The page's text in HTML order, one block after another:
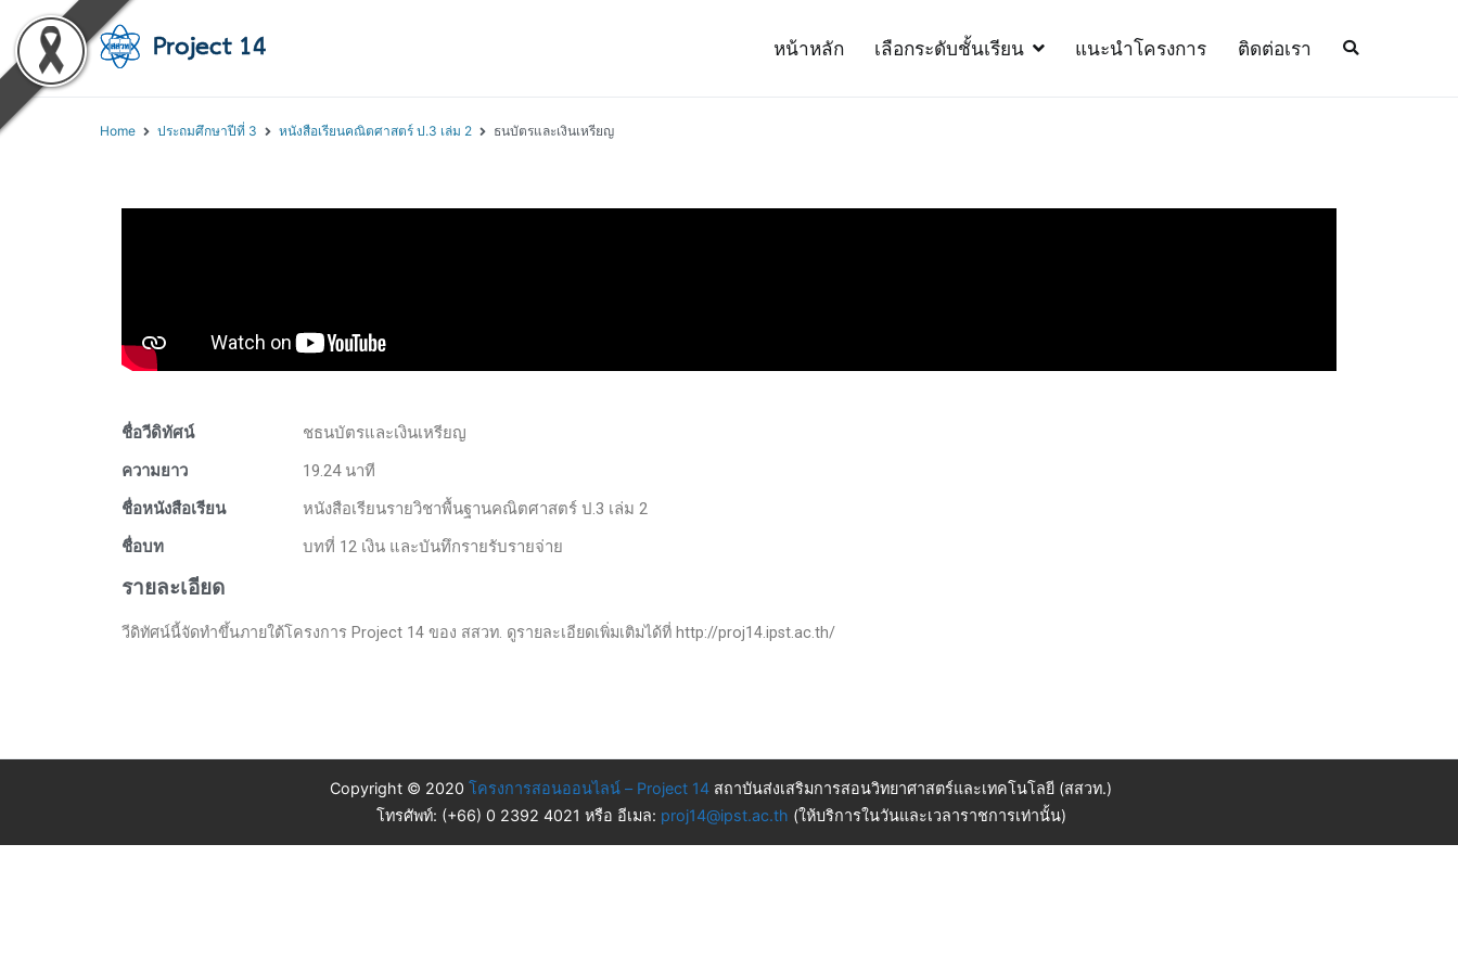
หน้าหลัก เลือกระดับชั้นเรียน แนะนำโครงการ ติดต่อเรา
Home ประถมศึกษาปีที่ 3 หนังสือเรียนคณิตศาสตร์ ป.3 เล่ม 2 ธนบัตรและเงินเหรียญ
ชื่อวีดิทัศน์
ชธนบัตรและเงินเหรียญ
ความยาว
19.24 นาที
ชื่อหนังสือเรียน
หนังสือเรียนรายวิชาพื้นฐานคณิตศาสตร์ ป.3 เล่ม 2
ชื่อบท
บทที่ 12 เงิน และบันทึกรายรับรายจ่าย
รายละเอียด
วีดิทัศน์นี้จัดทำขึ้นภายใต้โครงการ Project 14 ของ สสวท. ดูรายละเอียดเพิ่มเติมได้ที่ http://proj14.ipst.ac.th/
Copyright © 2020 โครงการสอนออนไลน์ – Project 14 สถาบันส่งเสริมการสอนวิทยาศาสตร์และเทคโนโลยี (สสวท.)
โทรศัพท์: (+66) 0 2392 4021 หรือ อีเมล: proj14@ipst.ac.th (ให้บริการในวันและเวลาราชการเท่านั้น)